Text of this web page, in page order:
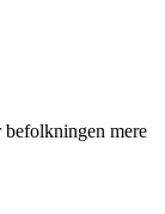
befolkningen mere